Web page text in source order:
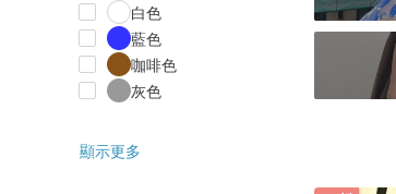
白色
藍色
咖啡色
灰色
顯示更多